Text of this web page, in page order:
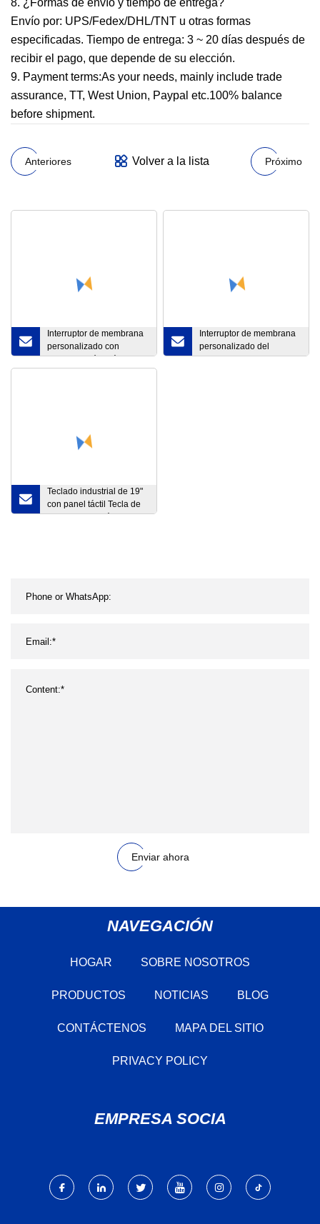
8. ¿Formas de envío y tiempo de entrega?
Envío por: UPS/Fedex/DHL/TNT u otras formas
especificadas. Tiempo de entrega: 3 ~ 20 días después de
recibir el pago, que depende de su elección.
9. Payment terms:As your needs, mainly include trade
assurance, TT, West Union, Paypal etc.100% balance
before shipment.
Anteriores Volver a la lista Próximo
Interruptor de membrana
personalizado con
superposición gráfica de
Interruptor de membrana
personalizado del
fabricante, teclado de
Teclado industrial de 19"
con panel táctil Tecla de
bloqueo automático IP65
Enviar ahora
NAVEGACIÓN
HOGAR SOBRE NOSOTROS
PRODUCTOS NOTICIAS BLOG
CONTÁCTENOS MAPA DEL SITIO
PRIVACY POLICY
EMPRESA SOCIA